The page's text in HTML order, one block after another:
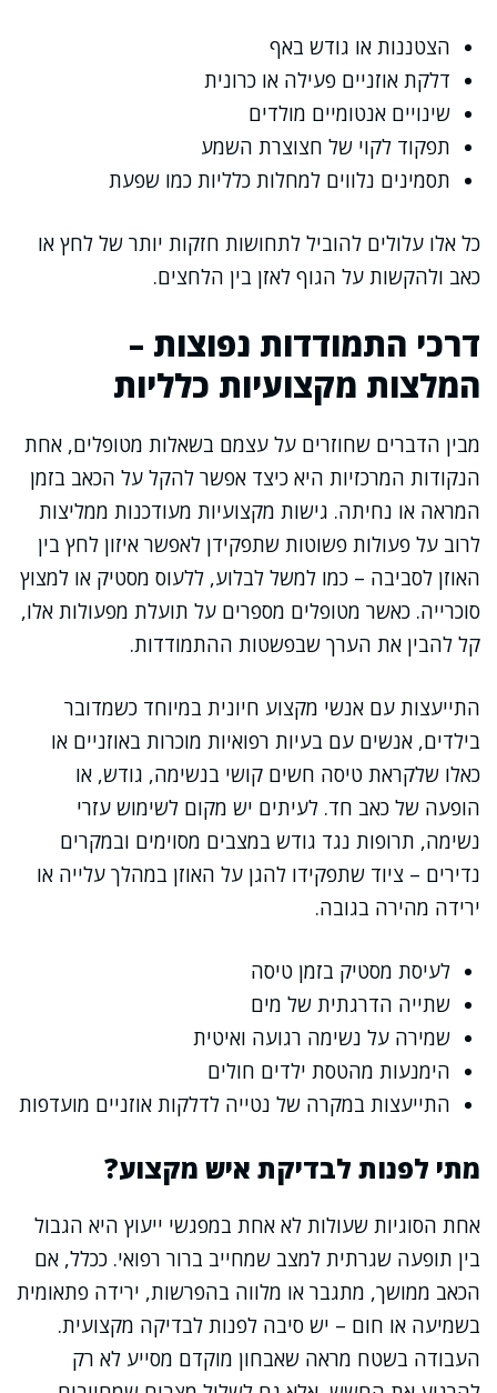
הצטננות או גודש באף
דלקת אוזניים פעילה או כרונית
שינויים אנטומיים מולדים
תפקוד לקוי של חצוצרת השמע
תסמינים נלווים למחלות כלליות כמו שפעת
כל אלו עלולים להוביל לתחושות חזקות יותר של לחץ או
כאב ולהקשות על הגוף לאזן בין הלחצים.
דרכי התמודדות נפוצות –
המלצות מקצועיות כלליות
מבין הדברים שחוזרים על עצמם בשאלות מטופלים, אחת
הנקודות המרכזיות היא כיצד אפשר להקל על הכאב בזמן
המראה או נחיתה. גישות מקצועיות מעודכנות ממליצות
לרוב על פעולות פשוטות שתפקידן לאפשר איזון לחץ בין
האוזן לסביבה – כמו למשל לבלוע, ללעוס מסטיק או למצוץ
סוכרייה. כאשר מטופלים מספרים על תועלת מפעולות אלו,
קל להבין את הערך שבפשטות ההתמודדות.
התייעצות עם אנשי מקצוע חיונית במיוחד כשמדובר
בילדים, אנשים עם בעיות רפואיות מוכרות באוזניים או
כאלו שלקראת טיסה חשים קושי בנשימה, גודש, או
הופעה של כאב חד. לעיתים יש מקום לשימוש עזרי
נשימה, תרופות נגד גודש במצבים מסוימים ובמקרים
נדירים – ציוד שתפקידו להגן על האוזן במהלך עלייה או
ירידה מהירה בגובה.
לעיסת מסטיק בזמן טיסה
שתייה הדרגתית של מים
שמירה על נשימה רגועה ואיטית
הימנעות מהטסת ילדים חולים
התייעצות במקרה של נטייה לדלקות אוזניים מועדפות
מתי לפנות לבדיקת איש מקצוע?
אחת הסוגיות שעולות לא אחת במפגשי ייעוץ היא הגבול
בין תופעה שגרתית למצב שמחייב ברור רפואי. ככלל, אם
הכאב ממושך, מתגבר או מלווה בהפרשות, ירידה פתאומית
בשמיעה או חום – יש סיבה לפנות לבדיקה מקצועית.
העבודה בשטח מראה שאבחון מוקדם מסייע לא רק